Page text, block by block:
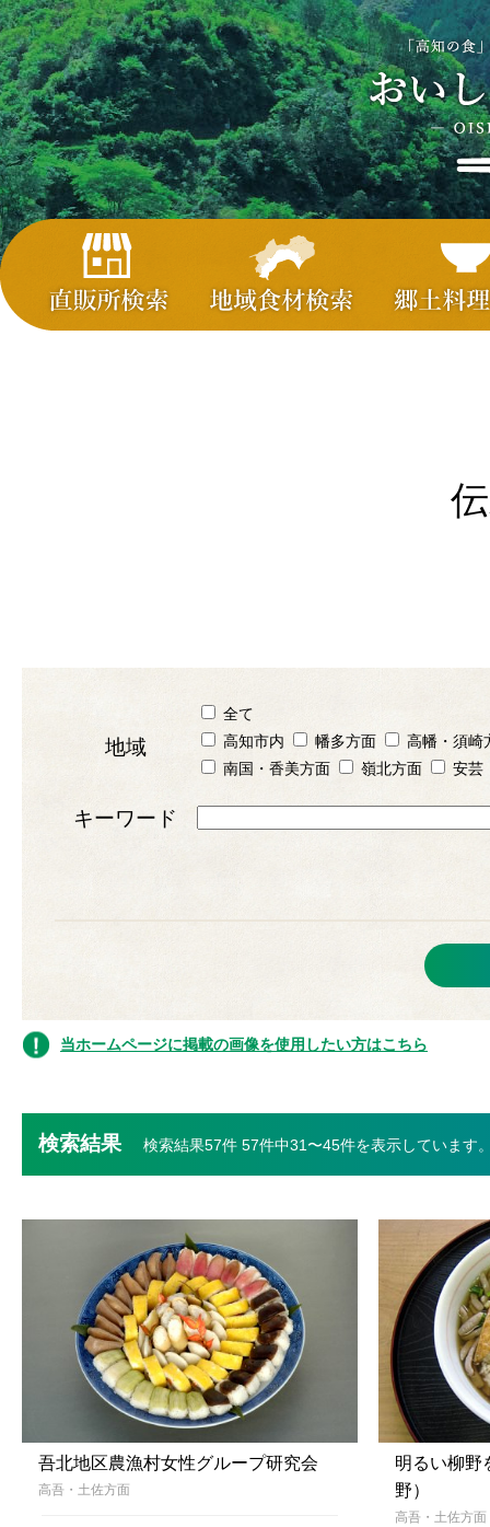
地域
全て
高知市内
幡多方面
高幡・須崎
南国・香美方面
嶺北方面 安芸
キーワード
当ホームページに掲載の画像を使用したい方はこちら
検索結果 検索結果57件 57件中31〜45件を表示しています
吾北地区農漁村女性グループ研究会
高吾・土佐方面
明るい柳野
野）
高吾・土佐方